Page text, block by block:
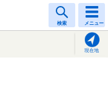
検索 メニュー
現在地